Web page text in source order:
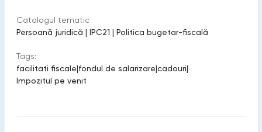
Catalogul tematic
Persoană juridică | IPC21 | Politica bugetar-fiscală
Tags:
facilitati fiscale|fondul de salarizare|cadouri|
Impozitul pe venit